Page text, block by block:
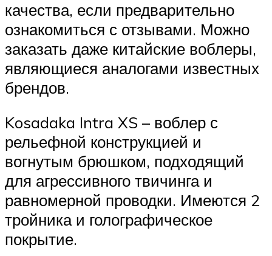
качества, если предварительно
ознакомиться с отзывами. Можно
заказать даже китайские воблеры,
являющиеся аналогами известных
брендов.
Kosadaka Intra XS – воблер с
рельефной конструкцией и
вогнутым брюшком, подходящий
для агрессивного твичинга и
равномерной проводки. Имеются 2
тройника и голографическое
покрытие.